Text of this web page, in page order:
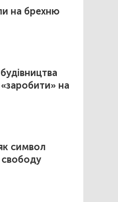
на брехню
на
символ
свободу